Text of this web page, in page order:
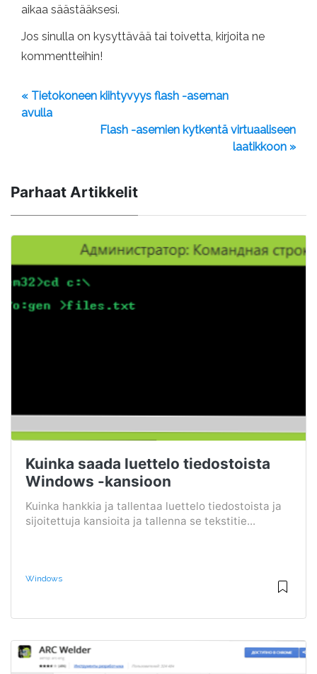
aikaa säästääksesi.
Jos sinulla on kysyttävää tai toivetta, kirjoita ne
kommentteihin!
« Tietokoneen kiihtyvyys flash -aseman
avulla
Flash -asemien kytkentä virtuaaliseen
laatikkoon »
Parhaat Artikkelit
Kuinka saada luettelo tiedostoista
Windows -kansioon
Kuinka hankkia ja tallentaa luettelo tiedostoista ja
sijoitettuja kansioita ja tallenna se tekstitie...
Windows